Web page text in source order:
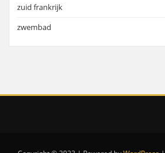
zuid frankrijk
zwembad